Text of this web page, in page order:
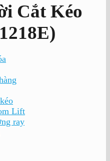
Lift
ray
Cắt Kéo